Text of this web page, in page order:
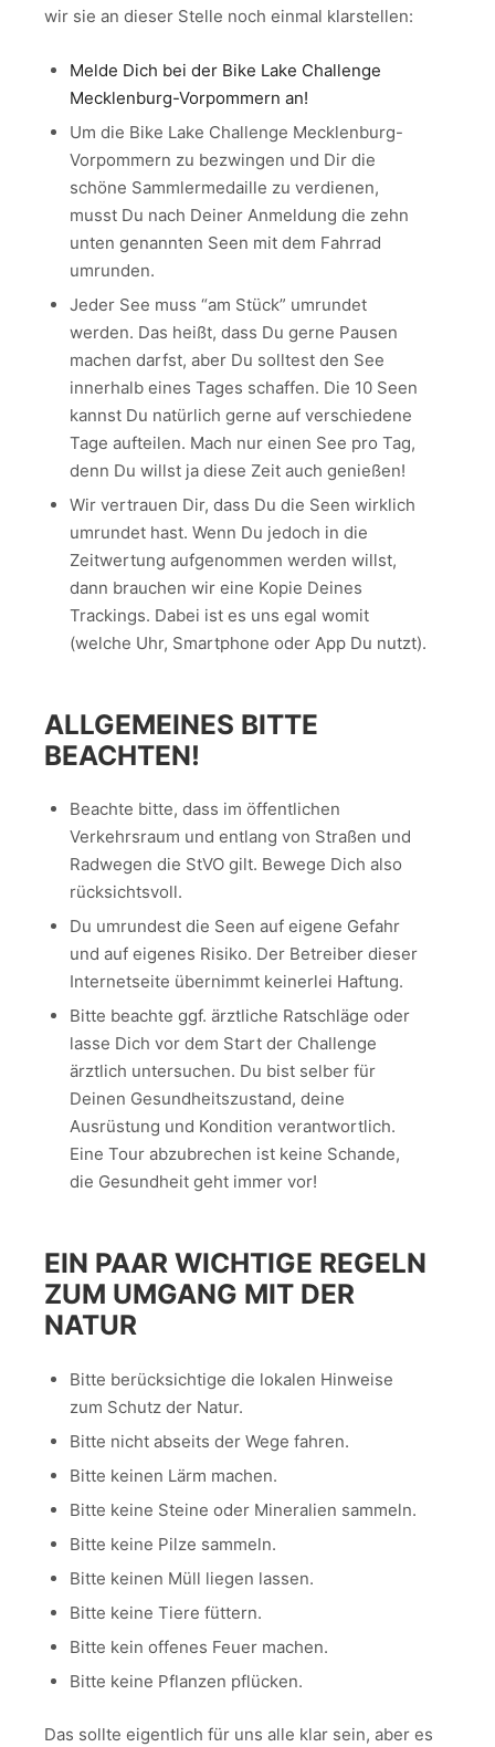
wir sie an dieser Stelle noch einmal klarstellen:
Melde Dich bei der Bike Lake Challenge
Mecklenburg-Vorpommern an!
Um die Bike Lake Challenge Mecklenburg-
Vorpommern zu bezwingen und Dir die
schöne Sammlermedaille zu verdienen,
musst Du nach Deiner Anmeldung die zehn
unten genannten Seen mit dem Fahrrad
umrunden.
Jeder See muss “am Stück” umrundet
werden. Das heißt, dass Du gerne Pausen
machen darfst, aber Du solltest den See
innerhalb eines Tages schaffen. Die 10 Seen
kannst Du natürlich gerne auf verschiedene
Tage aufteilen. Mach nur einen See pro Tag,
denn Du willst ja diese Zeit auch genießen!
Wir vertrauen Dir, dass Du die Seen wirklich
umrundet hast. Wenn Du jedoch in die
Zeitwertung aufgenommen werden willst,
dann brauchen wir eine Kopie Deines
Trackings. Dabei ist es uns egal womit
(welche Uhr, Smartphone oder App Du nutzt).
ALLGEMEINES BITTE
BEACHTEN!
Beachte bitte, dass im öffentlichen
Verkehrsraum und entlang von Straßen und
Radwegen die StVO gilt. Bewege Dich also
rücksichtsvoll.
Du umrundest die Seen auf eigene Gefahr
und auf eigenes Risiko. Der Betreiber dieser
Internetseite übernimmt keinerlei Haftung.
Bitte beachte ggf. ärztliche Ratschläge oder
lasse Dich vor dem Start der Challenge
ärztlich untersuchen. Du bist selber für
Deinen Gesundheitszustand, deine
Ausrüstung und Kondition verantwortlich.
Eine Tour abzubrechen ist keine Schande,
die Gesundheit geht immer vor!
EIN PAAR WICHTIGE REGELN
ZUM UMGANG MIT DER
NATUR
Bitte berücksichtige die lokalen Hinweise
zum Schutz der Natur.
Bitte nicht abseits der Wege fahren.
Bitte keinen Lärm machen.
Bitte keine Steine oder Mineralien sammeln.
Bitte keine Pilze sammeln.
Bitte keinen Müll liegen lassen.
Bitte keine Tiere füttern.
Bitte kein offenes Feuer machen.
Bitte keine Pflanzen pflücken.
Das sollte eigentlich für uns alle klar sein, aber es